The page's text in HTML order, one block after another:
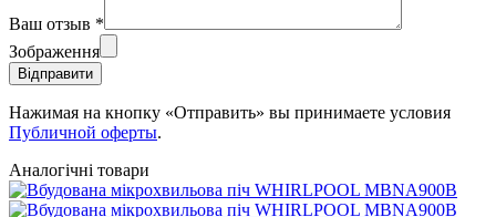
Ваш отзыв *
Зображення
Відправити
Нажимая на кнопку «Отправить» вы принимаете условия
Публичной оферты.
Аналогічні товари